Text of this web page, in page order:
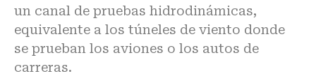
un canal de pruebas hidrodinámicas,
equivalente a los túneles de viento donde
se prueban los aviones o los autos de
carreras.